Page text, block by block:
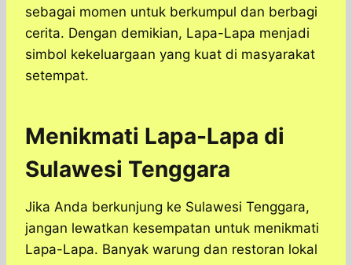
sebagai momen untuk berkumpul dan berbagi
cerita. Dengan demikian, Lapa-Lapa menjadi
simbol kekeluargaan yang kuat di masyarakat
setempat.
Menikmati Lapa-Lapa di
Sulawesi Tenggara
Jika Anda berkunjung ke Sulawesi Tenggara,
jangan lewatkan kesempatan untuk menikmati
Lapa-Lapa. Banyak warung dan restoran lokal